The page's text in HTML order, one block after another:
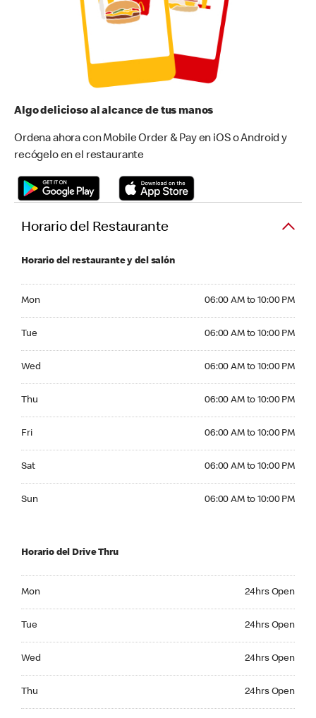
Algo delicioso al alcance de tus manos
Ordena ahora con Mobile Order & Pay en iOS o Android y
recógelo en el restaurante
Horario del Restaurante
Horario del restaurante y del salón
Mon 06:00 AM to 10:00 PM
Tue 06:00 AM to 10:00 PM
Wed 06:00 AM to 10:00 PM
Thu 06:00 AM to 10:00 PM
Fri 06:00 AM to 10:00 PM
Sat 06:00 AM to 10:00 PM
Sun 06:00 AM to 10:00 PM
Horario del Drive Thru
Mon 24hrs Open
Tue 24hrs Open
Wed 24hrs Open
Thu 24hrs Open